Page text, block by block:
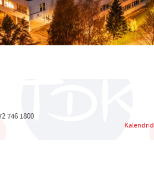
Kalendrid
746 1800